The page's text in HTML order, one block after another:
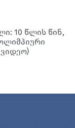
10 წლის წინ,